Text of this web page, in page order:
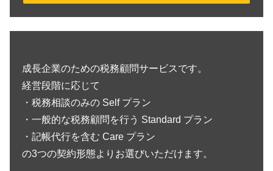
成長企業のための税務顧問サービスです。
経営段階に応じて
・税務相談のみの Self プラン
・一般的な税務顧問を行う Standard プラン
・記帳代行を含む Care プラン
の3つの契約形態よりお選びいただけます。